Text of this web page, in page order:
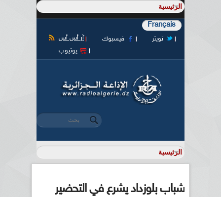
Français
آر أس أس فيسبوك
تويتر
يوتيوب
استمارة البحث
‏بحث ‏
شباب بلوزداد يشرع في التحضير